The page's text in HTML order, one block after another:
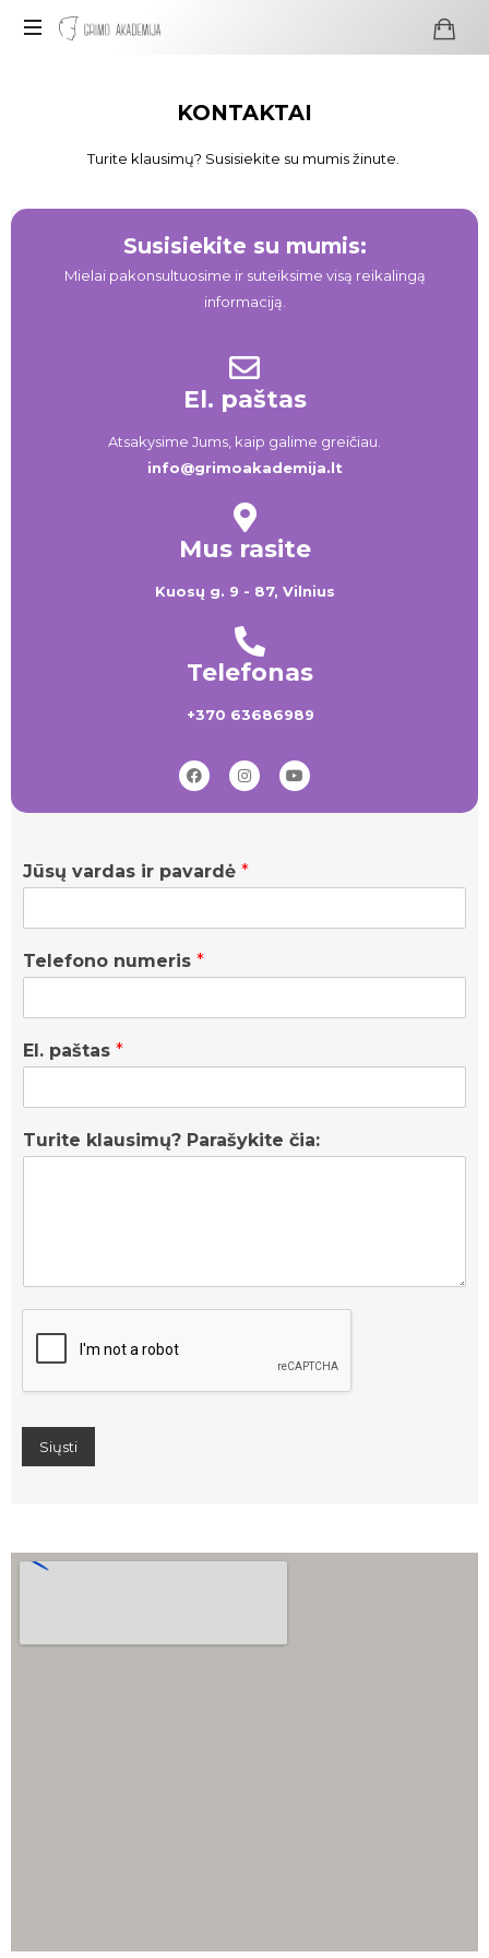
mokykla
KONTAKTAI
Turite klausimų? Susisiekite su mumis žinute.
Susisiekite su mumis:
Mielai pakonsultuosime ir suteiksime visą reikalingą
informaciją.
El. paštas
Atsakysime Jums, kaip galime greičiau.
info@grimoakademija.lt
Mus rasite
Kuosų g. 9 - 87, Vilnius
Telefonas
+370 63686989
Jūsų vardas ir pavardė *
Telefono numeris *
El. paštas *
Turite klausimų? Parašykite čia:
Siųsti